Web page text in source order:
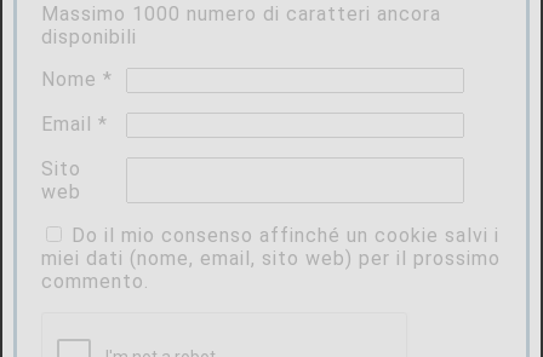
Massimo 1000 numero di caratteri ancora
disponibili
Nome*
Email*
Sito
web
Do il mio consenso affinché un cookie salvi i
miei dati (nome, email, sito web) per il prossimo
commento.